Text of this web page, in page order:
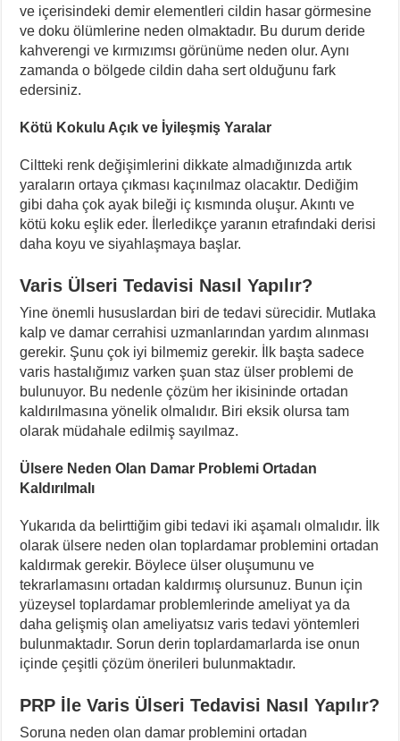
ve içerisindeki demir elementleri cildin hasar görmesine
ve doku ölümlerine neden olmaktadır. Bu durum deride
kahverengi ve kırmızımsı görünüme neden olur. Aynı
zamanda o bölgede cildin daha sert olduğunu fark
edersiniz.
Kötü Kokulu Açık ve İyileşmiş Yaralar
Ciltteki renk değişimlerini dikkate almadığınızda artık
yaraların ortaya çıkması kaçınılmaz olacaktır. Dediğim
gibi daha çok ayak bileği iç kısmında oluşur. Akıntı ve
kötü koku eşlik eder. İlerledikçe yaranın etrafındaki derisi
daha koyu ve siyahlaşmaya başlar.
Varis Ülseri Tedavisi Nasıl Yapılır?
Yine önemli hususlardan biri de tedavi sürecidir. Mutlaka
kalp ve damar cerrahisi uzmanlarından yardım alınması
gerekir. Şunu çok iyi bilmemiz gerekir. İlk başta sadece
varis hastalığımız varken şuan staz ülser problemi de
bulunuyor. Bu nedenle çözüm her ikisininde ortadan
kaldırılmasına yönelik olmalıdır. Biri eksik olursa tam
olarak müdahale edilmiş sayılmaz.
Ülsere Neden Olan Damar Problemi Ortadan
Kaldırılmalı
Yukarıda da belirttiğim gibi tedavi iki aşamalı olmalıdır. İlk
olarak ülsere neden olan toplardamar problemini ortadan
kaldırmak gerekir. Böylece ülser oluşumunu ve
tekrarlamasını ortadan kaldırmış olursunuz. Bunun için
yüzeysel toplardamar problemlerinde ameliyat ya da
daha gelişmiş olan ameliyatsız varis tedavi yöntemleri
bulunmaktadır. Sorun derin toplardamarlarda ise onun
içinde çeşitli çözüm önerileri bulunmaktadır.
PRP İle Varis Ülseri Tedavisi Nasıl Yapılır?
Soruna neden olan damar problemini ortadan